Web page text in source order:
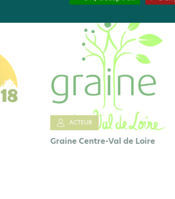
ACTEUR
Graine Centre-Val de Loire